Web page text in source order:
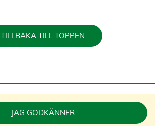
JAG GODKÄNNER
TILLBAKA TILL TOPPEN